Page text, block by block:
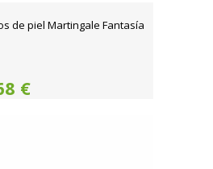
de piel Martingale Fantasía
€